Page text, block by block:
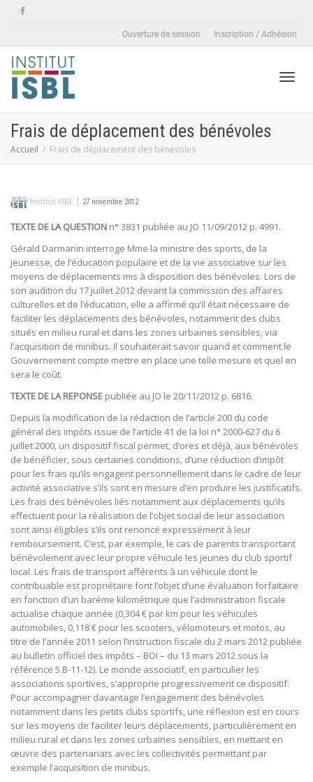
Ouverture de session Inscription / Adhésion
Frais de déplacement des bénévoles
Accueil Frais de déplacement des bénévoles
Institut ISBL | 27 novembre 2012
TEXTE DE LA QUESTION n° 3831 publiée au JO 11/09/2012 p. 4991.
Gérald Darmanin interroge Mme la ministre des sports, de la
jeunesse, de l’éducation populaire et de la vie associative sur les
moyens de déplacements mis à disposition des bénévoles. Lors de
son audition du 17 juillet 2012 devant la commission des affaires
culturelles et de l’éducation, elle a affirmé qu’il était nécessaire de
faciliter les déplacements des bénévoles, notamment des clubs
situés en milieu rural et dans les zones urbaines sensibles, via
l’acquisition de minibus. Il souhaiterait savoir quand et comment le
Gouvernement compte mettre en place une telle mesure et quel en
sera le coût.
TEXTE DE LA REPONSE publiée au JO le 20/11/2012 p. 6816.
Depuis la modification de la rédaction de l’article 200 du code
général des impôts issue de l’article 41 de la loi n° 2000-627 du 6
juillet 2000, un dispositif fiscal permet, d’ores et déjà, aux bénévoles
de bénéficier, sous certaines conditions, d’une réduction d’impôt
pour les frais qu’ils engagent personnellement dans le cadre de leur
activité associative s’ils sont en mesure d’en produire les justificatifs.
Les frais des bénévoles liés notamment aux déplacements qu’ils
effectuent pour la réalisation de l’objet social de leur association
sont ainsi éligibles s’ils ont renoncé expressément à leur
remboursement. C’est, par exemple, le cas de parents transportant
bénévolement avec leur propre véhicule les jeunes du club sportif
local. Les frais de transport afférents à un véhicule dont le
contribuable est propriétaire font l’objet d’une évaluation forfaitaire
en fonction d’un barème kilométrique que l’administration fiscale
actualise chaque année (0,304 € par km pour les véhicules
automobiles, 0,118 € pour les scooters, vélomoteurs et motos, au
titre de l’année 2011 selon l’instruction fiscale du 2 mars 2012 publiée
au bulletin officiel des impôts – BOI – du 13 mars 2012 sous la
référence 5 B-11-12). Le monde associatif, en particulier les
associations sportives, s’approprie progressivement ce dispositif.
Pour accompagner davantage l’engagement des bénévoles
notamment dans les petits clubs sportifs, une réflexion est en cours
sur les moyens de faciliter leurs déplacements, particulièrement en
milieu rural et dans les zones urbaines sensibles, en mettant en
œuvre des partenariats avec les collectivités permettant par
exemple l’acquisition de minibus.